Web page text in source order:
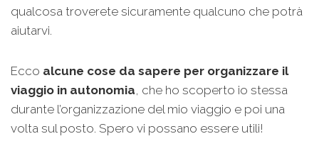
qualcosa troverete sicuramente qualcuno che potrà
aiutarvi.
Ecco alcune cose da sapere per organizzare il
viaggio in autonomia, che ho scoperto io stessa
durante l’organizzazione del mio viaggio e poi una
volta sul posto. Spero vi possano essere utili!